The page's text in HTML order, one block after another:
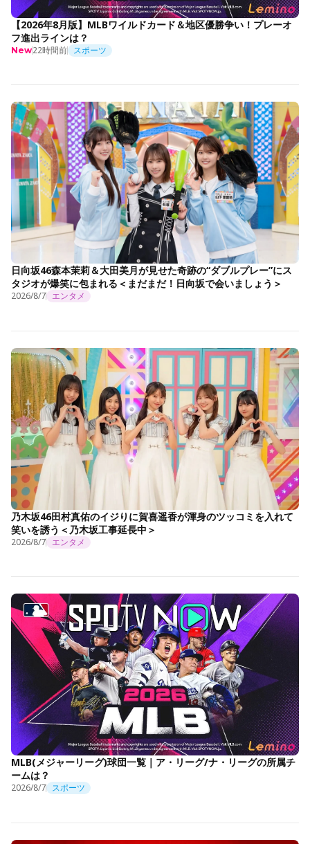
【2026年8月版】MLBワイルドカード＆地区優勝争い！プレーオ
フ進出ラインは？
New22時間前 スポーツ
日向坂46森本茉莉＆大田美月が見せた奇跡の“ダブルプレー”にス
タジオが爆笑に包まれる＜まだまだ！日向坂で会いましょう＞
2026/8/7 エンタメ
乃木坂46田村真佑のイジりに賀喜遥香が渾身のツッコミを入れて
笑いを誘う＜乃木坂工事延長中＞
2026/8/7 エンタメ
MLB(メジャーリーグ)球団一覧｜ア・リーグ/ナ・リーグの所属チ
ームは？
2026/8/7 スポーツ